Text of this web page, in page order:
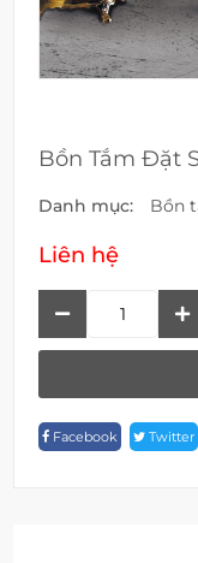
Bồn Tắm Đặt
Danh mục: Bồn
Liên hệ
BT
31711
Facebook Twitter